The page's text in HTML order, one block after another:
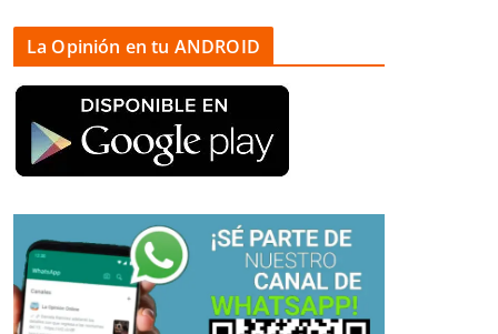
La Opinión en tu ANDROID